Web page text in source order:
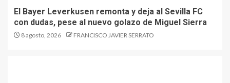
El Bayer Leverkusen remonta y deja al Sevilla FC
con dudas, pese al nuevo golazo de Miguel Sierra
8 agosto, 2026 FRANCISCO JAVIER SERRATO